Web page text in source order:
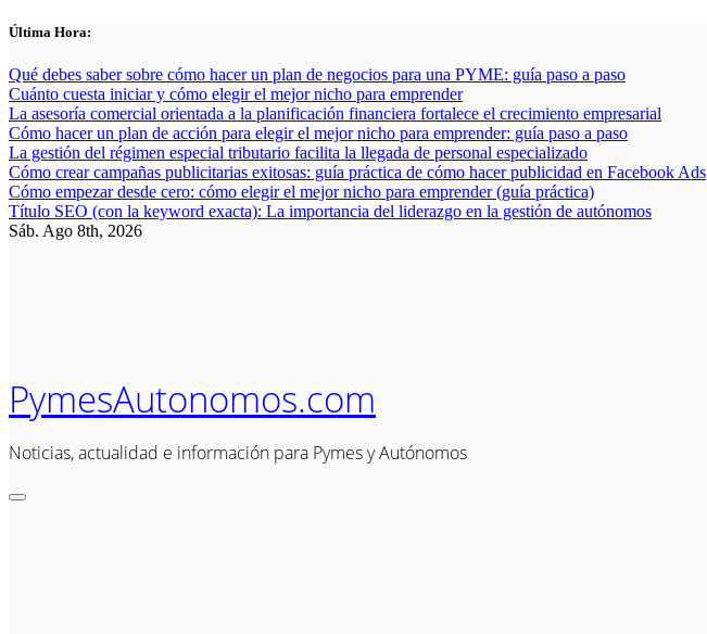
Saltar
contenido
Última Hora:
Qué debes saber sobre cómo hacer un plan de negocios para una PYME: guía paso a paso
Cuánto cuesta iniciar y cómo elegir el mejor nicho para emprender
La asesoría comercial orientada a la planificación financiera fortalece el crecimiento empresarial
Cómo hacer un plan de acción para elegir el mejor nicho para emprender: guía paso a paso
La gestión del régimen especial tributario facilita la llegada de personal especializado
Cómo crear campañas publicitarias exitosas: guía práctica de cómo hacer publicidad en Facebook Ads
Cómo empezar desde cero: cómo elegir el mejor nicho para emprender (guía práctica)
Título SEO (con la keyword exacta): La importancia del liderazgo en la gestión de autónomos
Sáb. Ago 8th, 2026
PymesAutonomos.com
Noticias, actualidad e información para Pymes y Autónomos